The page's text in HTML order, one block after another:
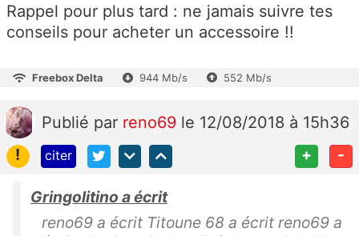
Rappel pour plus tard : ne jamais suivre tes
conseils pour acheter un accessoire !!
Freebox Delta 944 Mb/s 552 Mb/s
Publié par reno69 le 12/08/2018 à 15h36
!
citer + -
Gringolitino a écrit
reno69 a écrit Titoune 68 a écrit reno69 a